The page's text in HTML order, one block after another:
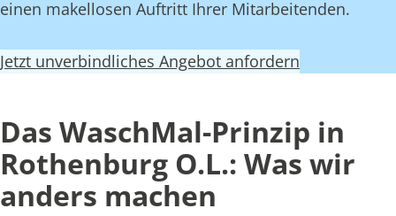
einen makellosen Auftritt Ihrer Mitarbeitenden.
Jetzt unverbindliches Angebot anfordern
Das WaschMal-Prinzip in
Rothenburg O.L.: Was wir
anders machen